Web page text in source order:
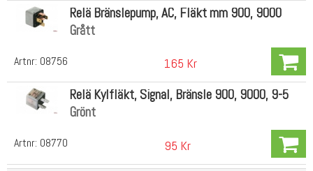
Artnr: 08756
Relä Bränslepump, AC, Fläkt mm 900, 9000
Grått
165 Kr
Artnr: 08770
Relä Kylfläkt, Signal, Bränsle 900, 9000, 9-5
Grönt
95 Kr